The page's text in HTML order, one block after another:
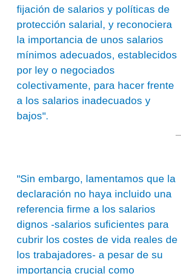
fijación de salarios y políticas de
protección salarial, y reconociera
la importancia de unos salarios
mínimos adecuados, establecidos
por ley o negociados
colectivamente, para hacer frente
a los salarios inadecuados y
bajos".
—
"Sin embargo, lamentamos que la
declaración no haya incluido una
referencia firme a los salarios
dignos -salarios suficientes para
cubrir los costes de vida reales de
los trabajadores- a pesar de su
importancia crucial como